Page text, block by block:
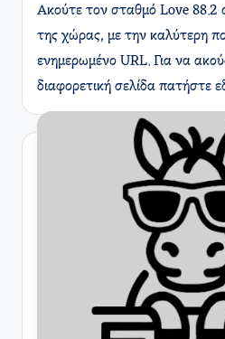
Ακούτε τον σταθμό Love 88.2
της χώρας, με την καλύτερη
ενημερωμένο URL. Για να
διαφορετική σελίδα πατήστε